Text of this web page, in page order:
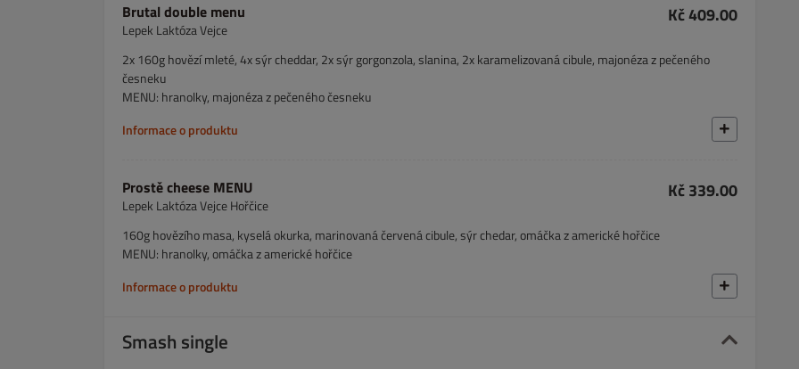
Brutal double menu
Lepek Laktóza Vejce
Kč 409.00
2x 160g hovězí mleté, 4x sýr cheddar, 2x sýr gorgonzola, slanina, 2x karamelizovaná cibule, majonéza z pečeného
česneku
MENU: hranolky, majonéza z pečeného česneku
Informace o produktu
Prostě cheese MENU
Lepek Laktóza Vejce Hořčice
Kč 339.00
160g hovězího masa, kyselá okurka, marinovaná červená cibule, sýr chedar, omáčka z americké hořčice
MENU: hranolky, omáčka z americké hořčice
Informace o produktu
Smash single